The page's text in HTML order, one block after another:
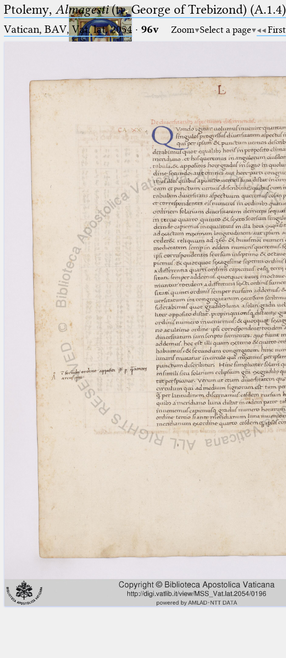
Ptolemaeus
Arabus et Latinus
(the underscore) is the placeholder
for exactly one character.
placeholder for no, one or more
than one character.
(two percent signs) is the
placeholder for no, one or more
than one character, but not for
blank space (so that a search ends
at word boundaries).
🔎︎
Start
Project
Team
News
Jobs
Publications
Conference
Arabic Works
Arabic Manuscripts
Latin Works
Latin Manuscripts
Latin Early Prints
Images
Texts
betaGlossary
Resources
Contact
Impressum
Ptolemy, Almagesti(tr. George of Trebizond) (A.1.4)
Vatican, BAV, Vat. lat. 2054 · 96v Zoom Select a page First